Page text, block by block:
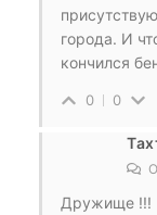
города. И
кончился
0 0
Дружище !!!